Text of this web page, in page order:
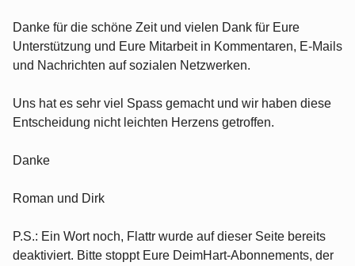
Danke für die schöne Zeit und vielen Dank für Eure
Unterstützung und Eure Mitarbeit in Kommentaren, E-Mails
und Nachrichten auf sozialen Netzwerken.
Uns hat es sehr viel Spass gemacht und wir haben diese
Entscheidung nicht leichten Herzens getroffen.
Danke
Roman und Dirk
P.S.: Ein Wort noch, Flattr wurde auf dieser Seite bereits
deaktiviert. Bitte stoppt Eure DeimHart-Abonnements, der